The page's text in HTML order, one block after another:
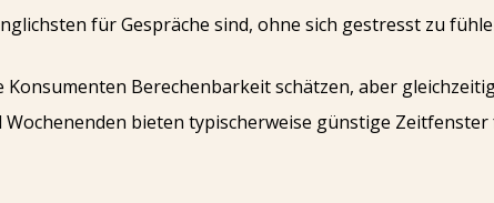
für Gespräche sind, ohne sich gestresst zu
Berechenbarkeit schätzen, aber
bieten typischerweise günstige